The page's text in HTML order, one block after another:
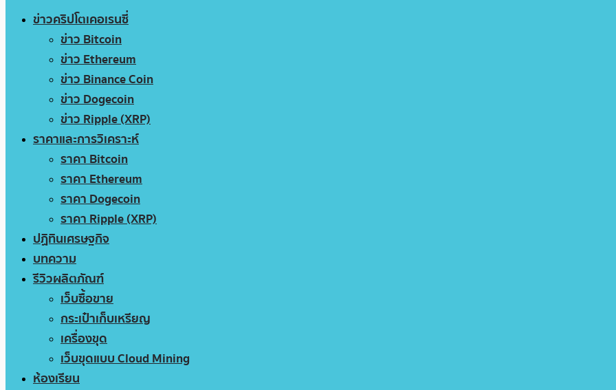
ข่าวคริปโตเคอเรนซี่
ข่าว Bitcoin
ข่าว Ethereum
ข่าว Binance Coin
ข่าว Dogecoin
ข่าว Ripple (XRP)
ราคาและการวิเคราะห์
ราคา Bitcoin
ราคา Ethereum
ราคา Dogecoin
ราคา Ripple (XRP)
ปฏิทินเศรษฐกิจ
บทความ
รีวิวผลิตภัณฑ์
เว็บซื้อขาย
กระเป๋าเก็บเหรียญ
เครื่องขุด
เว็บขุดแบบ Cloud Mining
ห้องเรียน